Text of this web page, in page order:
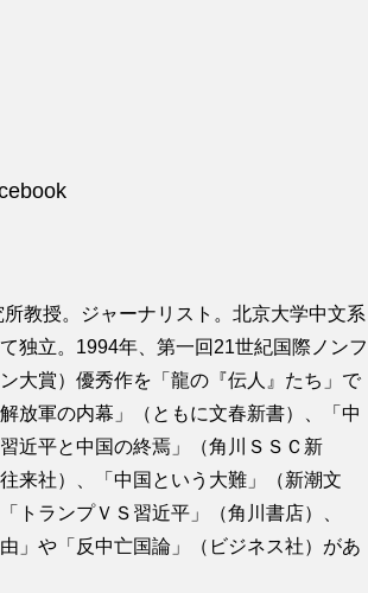
教授。ジャーナリスト。北京大学中文系
独立。1994年、第一回21世紀国際ノンフ
大賞）優秀作を「龍の『伝人』たち」で
放軍の内幕」（ともに文春新書）、「中
近平と中国の終焉」（角川ＳＳＣ新
来社）、「中国という大難」（新潮文
トランプＶＳ習近平」（角川書店）、
」や「反中亡国論」（ビジネス社）があ